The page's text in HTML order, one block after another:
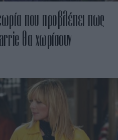
που προβλέπει πως
θα χωρίσουν